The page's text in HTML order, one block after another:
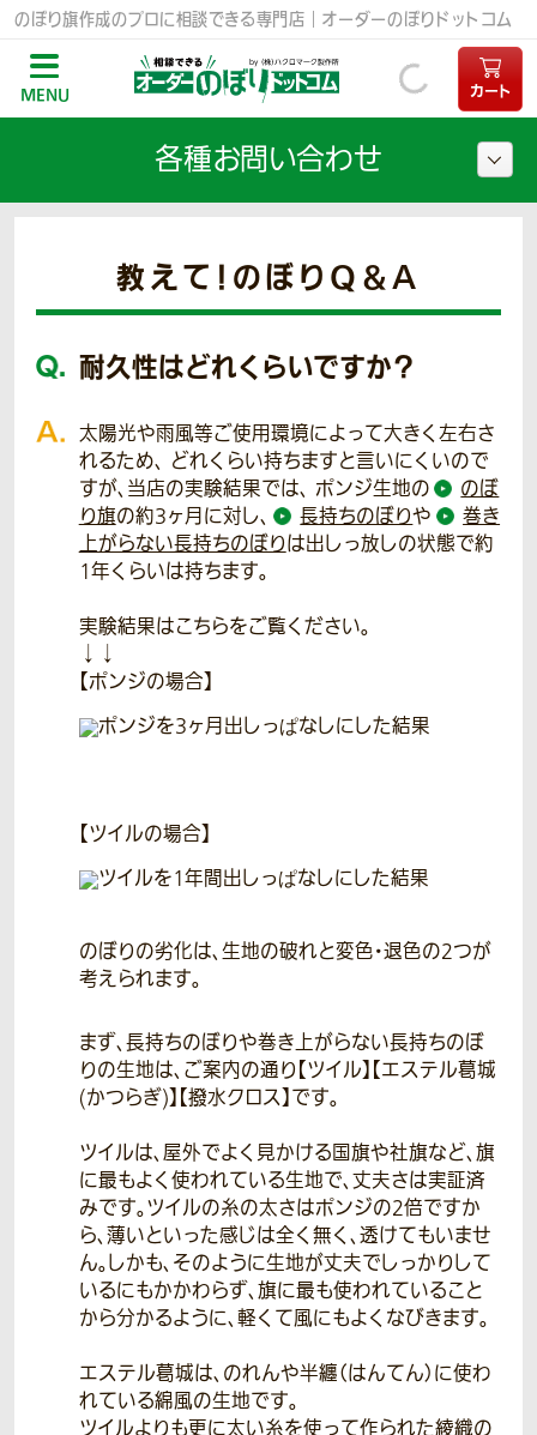
のぼり旗作成のプロに相談できる専門店｜オーダーのぼりドットコム
MENU カート
教えて！のぼりQ＆A
耐久性はどれくらいですか？
太陽光や雨風等ご使用環境によって大きく左右さ
れるため、 どれくらい持ちますと言いにくいので
すが、当店の実験結果では、 ポンジ生地の
のぼ
り旗の約3ヶ月に対し、 長持ちのぼりや
巻き
上がらない長持ちのぼりは出しっ放しの状態で約
1年くらいは持ちます。
実験結果はこちらをご覧ください。
↓↓
【ポンジの場合】
【ツイルの場合】
のぼりの劣化は、生地の破れと変色・退色の2つが
考えられます。
まず、長持ちのぼりや巻き上がらない長持ちのぼ
りの生地は、ご案内の通り【ツイル】【エステル葛城
(かつらぎ)】【撥水クロス】です。
ツイルは、屋外でよく見かける国旗や社旗など、旗
に最もよく使われている生地で、丈夫さは実証済
みです。ツイルの糸の太さはポンジの2倍ですか
ら、薄いといった感じは全く無く、透けてもいませ
ん。しかも、そのように生地が丈夫でしっかりして
いるにもかかわらず、旗に最も使われていること
から分かるように、軽くて風にもよくなびきます。
エステル葛城は、のれんや半纏（はんてん）に使わ
れている綿風の生地です。
ツイルよりも更に太い糸を使って作られた綾織の
各種お問い合わせ